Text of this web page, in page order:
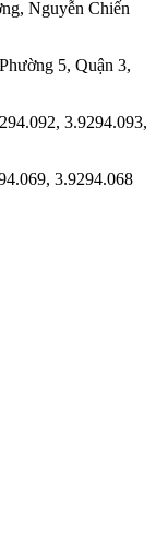
, Nguyễn Chiến
5, Quận 3,
3.9294.093,
3.9294.068